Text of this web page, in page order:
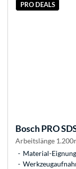
PRO DEALS
BoschPRO
Arbeitslänge
Material-